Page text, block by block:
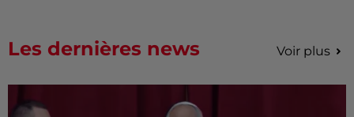
Les dernières news Voir plus